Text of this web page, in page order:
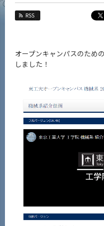
RSS
オープンキャンパスのための
しました！
教員・研究室
Faculty and Laboratories
入学案内
機械系 News
News 一覧
カテゴリ別